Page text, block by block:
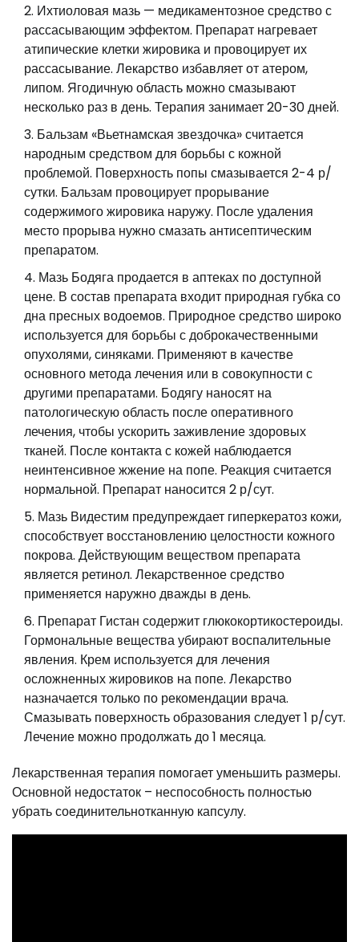
Ихтиоловая мазь — медикаментозное средство с
рассасывающим эффектом. Препарат нагревает
атипические клетки жировика и провоцирует их
рассасывание. Лекарство избавляет от атером,
липом. Ягодичную область можно смазывают
несколько раз в день. Терапия занимает 20-30 дней.
Бальзам «Вьетнамская звездочка» считается
народным средством для борьбы с кожной
проблемой. Поверхность попы смазывается 2-4 р/
сутки. Бальзам провоцирует прорывание
содержимого жировика наружу. После удаления
место прорыва нужно смазать антисептическим
препаратом.
Мазь Бодяга продается в аптеках по доступной
цене. В состав препарата входит природная губка со
дна пресных водоемов. Природное средство широко
используется для борьбы с доброкачественными
опухолями, синяками. Применяют в качестве
основного метода лечения или в совокупности с
другими препаратами. Бодягу наносят на
патологическую область после оперативного
лечения, чтобы ускорить заживление здоровых
тканей. После контакта с кожей наблюдается
неинтенсивное жжение на попе. Реакция считается
нормальной. Препарат наносится 2 р/сут.
Мазь Видестим предупреждает гиперкератоз кожи,
способствует восстановлению целостности кожного
покрова. Действующим веществом препарата
является ретинол. Лекарственное средство
применяется наружно дважды в день.
Препарат Гистан содержит глюкокортикостероиды.
Гормональные вещества убирают воспалительные
явления. Крем используется для лечения
осложненных жировиков на попе. Лекарство
назначается только по рекомендации врача.
Смазывать поверхность образования следует 1 р/сут.
Лечение можно продолжать до 1 месяца.
Лекарственная терапия помогает уменьшить размеры.
Основной недостаток – неспособность полностью
убрать соединительнотканную капсулу.